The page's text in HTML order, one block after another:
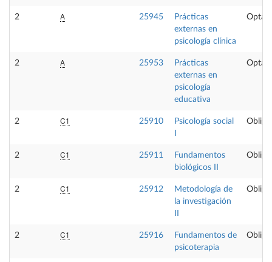
2 A 25945
Prácticas
externas en
psicología clínica
2 A 25953
Prácticas
externas en
psicología
educativa
2 C1 25910
Psicología social
2 C1 25911
Fundamentos
biológicos II
2 C1 25912
Metodología de
la investigación
2 C1 25916
Fundamentos de
psicoterapia